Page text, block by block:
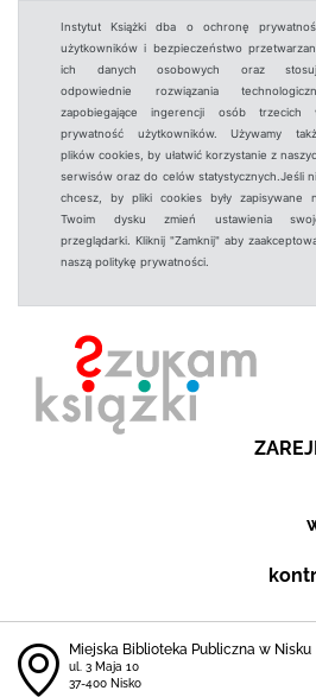
Instytut Książki dba o ochronę
użytkowników i bezpieczeństwo
ich danych osobowych oraz
odpowiednie rozwiązania
zapobiegające ingerencji osób trzecich
prywatność użytkowników. Używamy
plików cookies, by ułatwić korzystanie z
serwisów oraz do celów statystycznych.Jeśli
chcesz, by pliki cookies były zapisywane
Twoim dysku zmień ustawienia
przeglądarki. Kliknij "Zamknij" aby
naszą politykę prywatności.
Miejska Biblioteka Publiczna w Nisku
ul. 3 Maja 10
37-400 Nisko